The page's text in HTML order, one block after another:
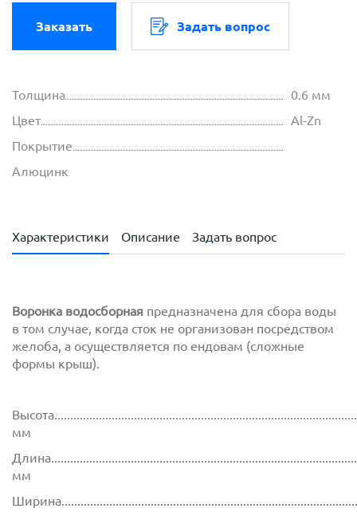
Заказать Задать вопрос
Толщина
0.6 мм
Цвет
Al-Zn
Покрытие
Алюцинк
Характеристики Описание Задать вопрос
Воронка водосборная предназначена для сбора воды
в том случае, когда сток не организован посредством
желоба, а осуществляется по ендовам (сложные
формы крыш).
мм
мм